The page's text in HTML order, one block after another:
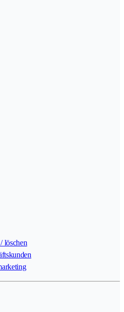
löschen